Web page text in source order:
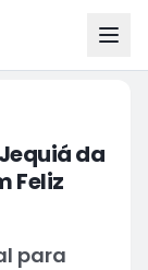
da
Feliz
para